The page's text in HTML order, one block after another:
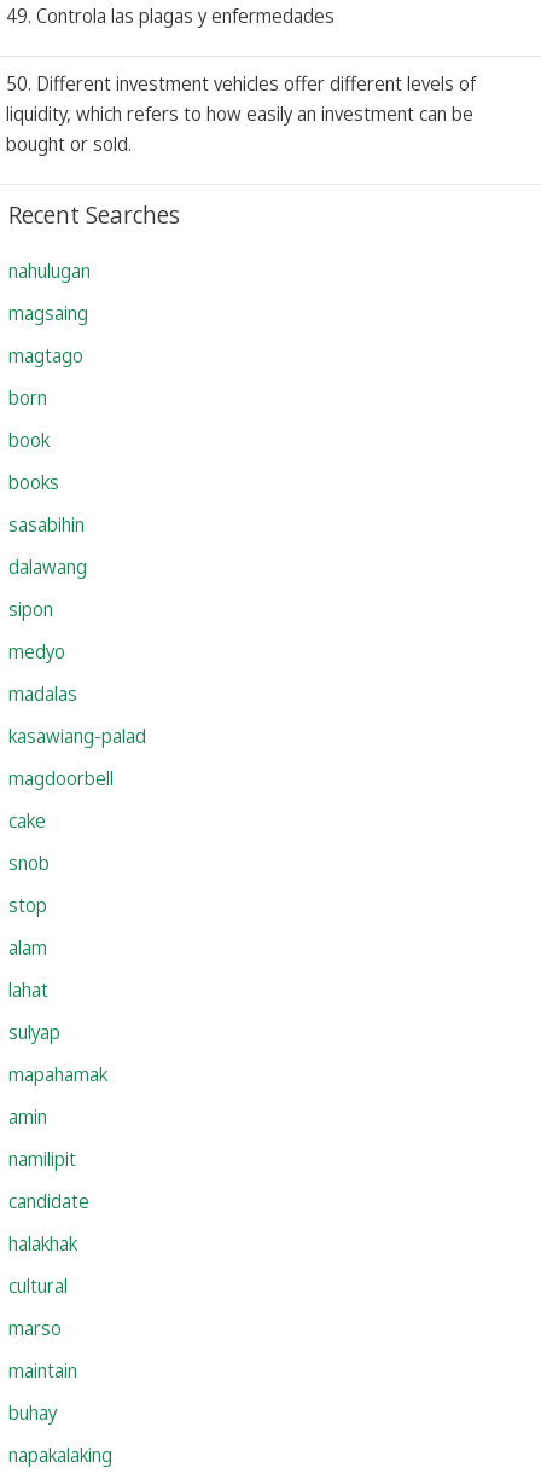
49. Controla las plagas y enfermedades
50. Different investment vehicles offer different levels of
liquidity, which refers to how easily an investment can be
bought or sold.
Recent Searches
nahulugan
magsaing
magtago
born
book
books
sasabihin
dalawang
sipon
medyo
madalas
kasawiang-palad
magdoorbell
cake
snob
stop
alam
lahat
sulyap
mapahamak
amin
namilipit
candidate
halakhak
cultural
marso
maintain
buhay
napakalaking